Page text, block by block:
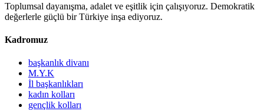
Toplumsal dayanışma, adalet ve eşitlik için çalışıyoruz. Demokratik
değerlerle güçlü bir Türkiye inşa ediyoruz.
Kadromuz
başkanlık divanı
M.Y.K
İl başkanlıkları
kadın kolları
gençlik kolları